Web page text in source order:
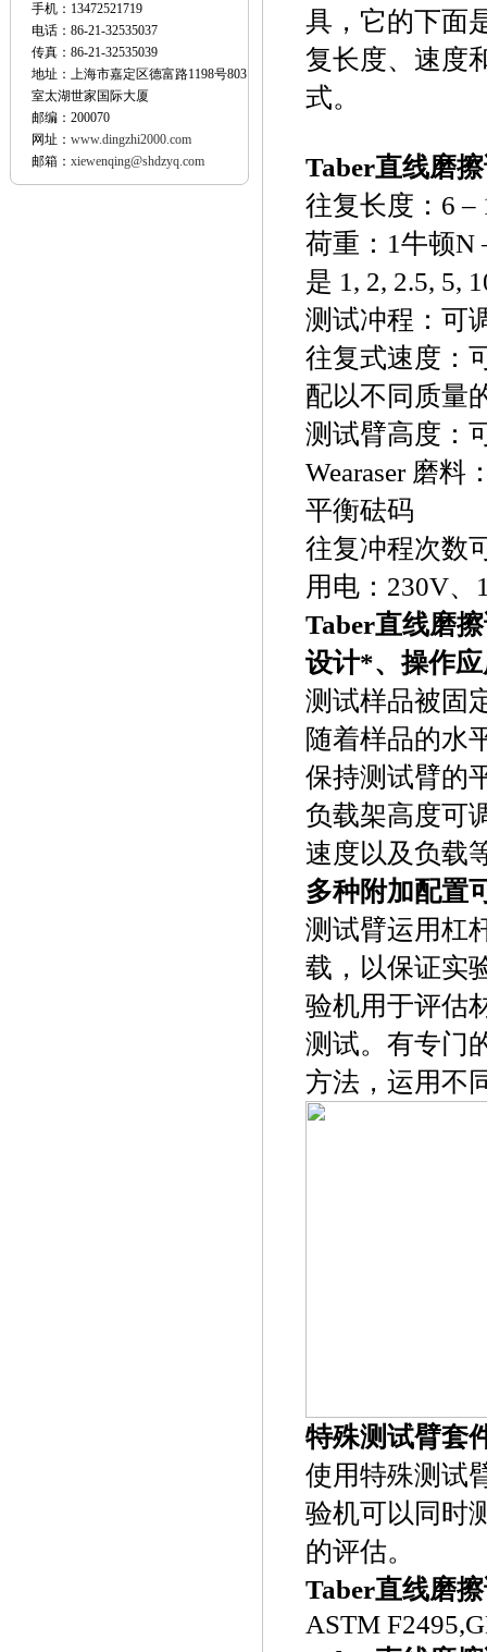
手机：13472521719
电话：86-21-32535037
传真：86-21-32535039
地址：上海市嘉定区德富路1198号803
室太湖世家国际大厦
邮编：200070
网址： www.dingzhi2000.com
邮箱： xiewenqing@shdzyq.com
具，它的下面
复长度、速度
式。
Taber直线磨
往复长度：6 –
荷重：1牛顿N
是 1, 2, 2.5, 5,
测试冲程：可
往复式速度：
配以不同质量
测试臂高度：
Wearaser 磨
平衡砝码
往复冲程次数
用电：230V、
Taber直线磨
设计*、操作
测试样品被固
随着样品的水
保持测试臂的
负载架高度可
速度以及负载
多种附加配置
测试臂运用杠
载，以保证实
验机用于评估
测试。有专门
方法，运用不
特殊测试臂套
使用特殊测试
验机可以同时
的评估。
Taber直线磨
ASTM